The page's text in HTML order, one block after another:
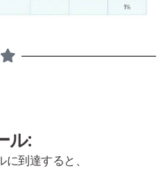
ル:
到達すると、